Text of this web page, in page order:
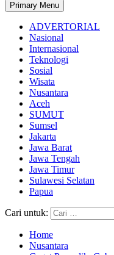
Primary Menu
ADVERTORIAL
Nasional
Internasional
Teknologi
Sosial
Wisata
Nusantara
Aceh
SUMUT
Sumsel
Jakarta
Jawa Barat
Jawa Tengah
Jawa Timur
Sulawesi Selatan
Papua
Cari untuk:
Home
Nusantara